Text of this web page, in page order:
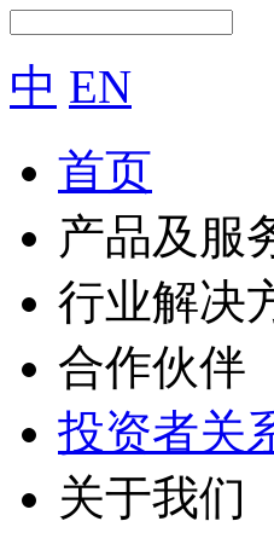
中 EN
首页
产品及服
行业解决
合作伙伴
投资者关
关于我们